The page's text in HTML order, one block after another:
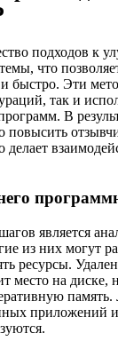
подходов к
что
быстро. Эти
так и
В
повысить
делает
является
из них могут
ресурсы.
место на диске,
память.
приложений и